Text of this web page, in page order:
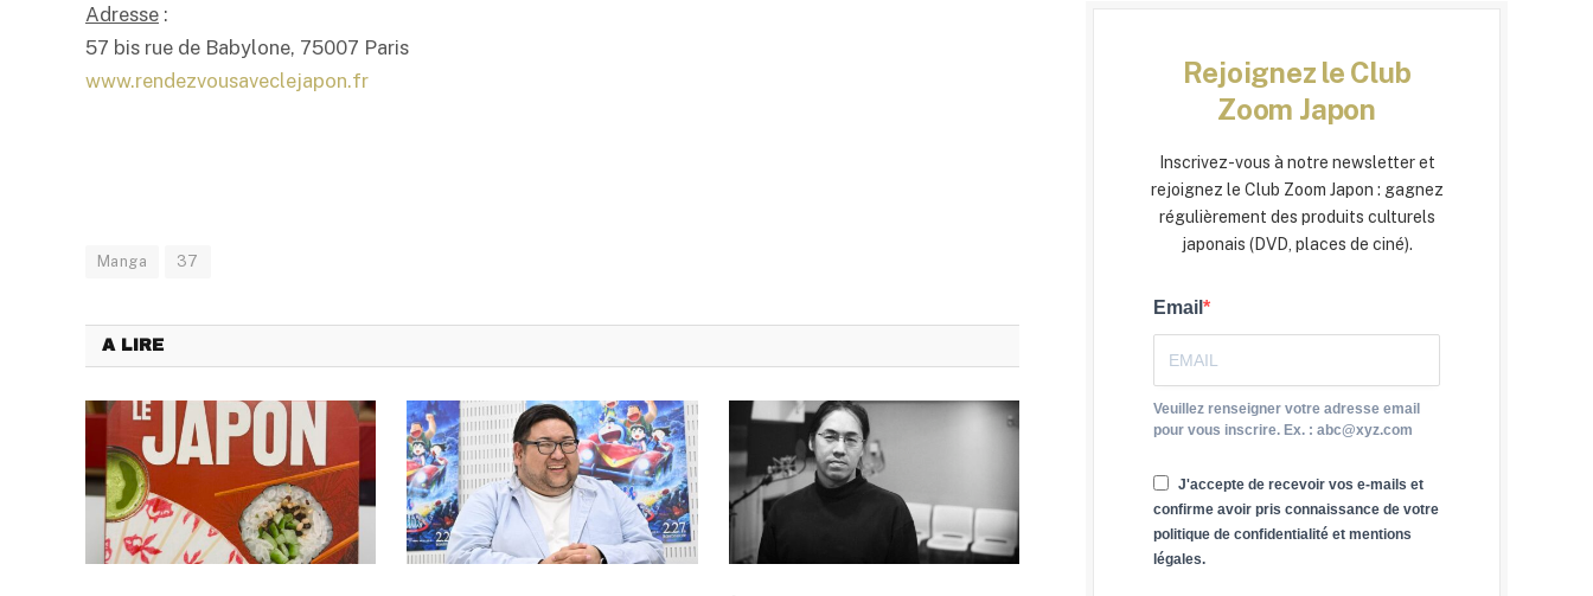
Adresse :
57 bis rue de Babylone, 75007 Paris
www.rendezvousaveclejapon.fr
Manga 37
A LIRE
Rejoignez le Club
Zoom Japon
Inscrivez-vous à notre newsletter et
rejoignez le Club Zoom Japon : gagnez
régulièrement des produits culturels
japonais (DVD, places de ciné).
Email
Veuillez renseigner votre adresse email
pour vous inscrire. Ex. : abc@xyz.com
J'accepte de recevoir vos e-mails et
confirme avoir pris connaissance de votre
politique de confidentialité et mentions
légales.